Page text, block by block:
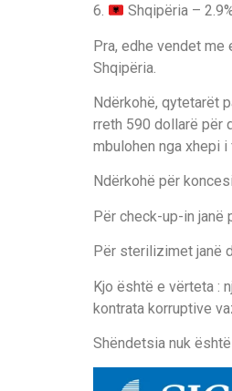
6.
Shqipëria –
Pra, edhe vendet
Shqipëria.
Ndërkohë, qytetarët
rreth 590 dollarë për
mbulohen nga xhepi
Ndërkohë për
Për check-up-in janë
Për sterilizimet janë
Kjo është e vërteta :
kontrata korruptive
Shëndetsia nuk